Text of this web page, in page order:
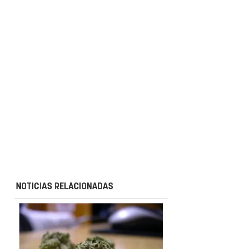
NOTICIAS RELACIONADAS